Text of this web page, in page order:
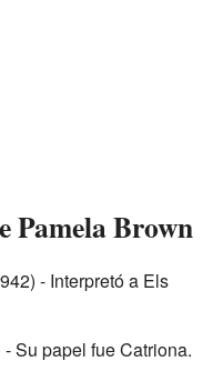
Pamela Brown
- Interpretó a Els
Su papel fue Catriona.